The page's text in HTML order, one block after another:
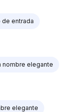
de entrada
nombre elegante
elegante